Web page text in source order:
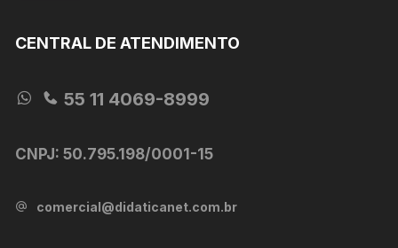
CENTRAL DE ATENDIMENTO
55 11 4069-8999
CNPJ: 50.795.198/0001-15
comercial@didaticanet.com.br